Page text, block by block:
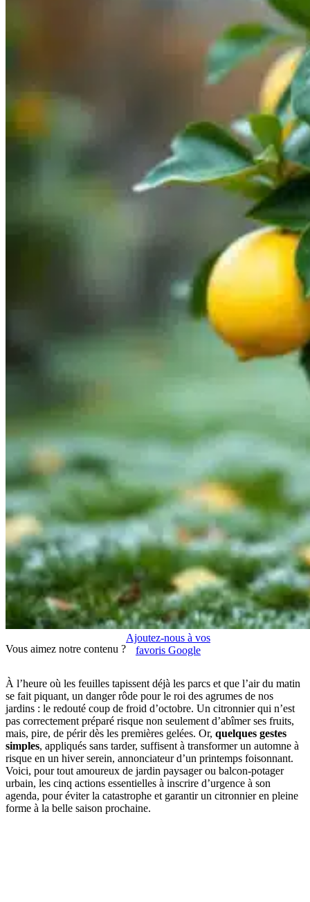
Vous aimez notre contenu ?
Ajoutez-nous à vos
favoris Google
À l’heure où les feuilles tapissent déjà les parcs et que l’air du matin
se fait piquant, un danger rôde pour le roi des agrumes de nos
jardins : le redouté coup de froid d’octobre. Un citronnier qui n’est
pas correctement préparé risque non seulement d’abîmer ses fruits,
mais, pire, de périr dès les premières gelées. Or, quelques gestes
simples, appliqués sans tarder, suffisent à transformer un automne à
risque en un hiver serein, annonciateur d’un printemps foisonnant.
Voici, pour tout amoureux de jardin paysager ou balcon-potager
urbain, les cinq actions essentielles à inscrire d’urgence à son
agenda, pour éviter la catastrophe et garantir un citronnier en pleine
forme à la belle saison prochaine.